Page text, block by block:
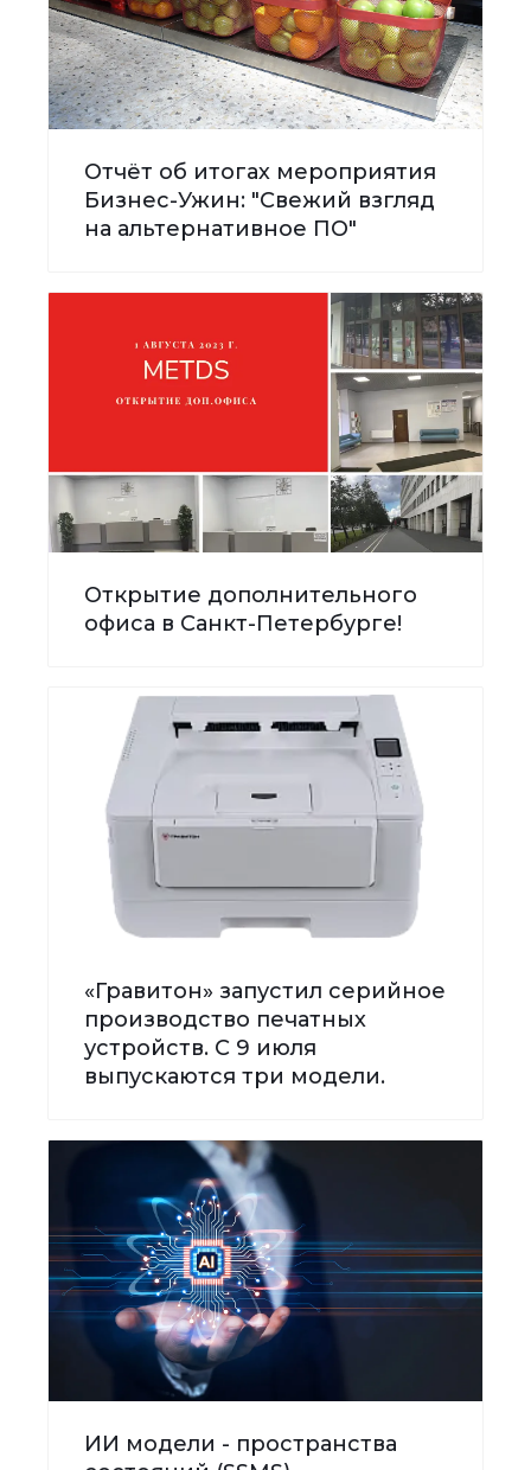
Отчёт об итогах мероприятия
Бизнес-Ужин: "Свежий взгляд
на альтернативное ПО"
Открытие дополнительного
офиса в Санкт-Петербурге!
«Гравитон» запустил серийное
производство печатных
устройств. С 9 июля
выпускаются три модели.
ИИ модели - пространства